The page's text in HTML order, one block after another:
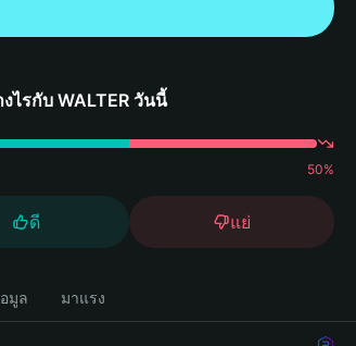
ไรกับ WALTER วันนี้
50%
ดี แย่
มูล มาแรง